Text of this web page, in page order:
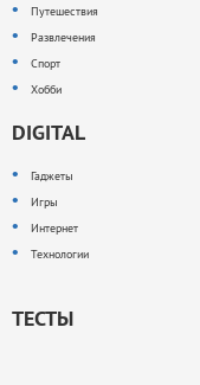
Путешествия
Развлечения
Спорт
Хобби
DIGITAL
Гаджеты
Игры
Интернет
Технологии
ТЕСТЫ